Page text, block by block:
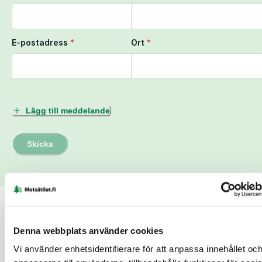
Denna webbplats använder cookies
Vi använder enhetsidentifierare för att anpassa innehållet och
E-postadress * Ort *
Lägg till meddelande
Skicka